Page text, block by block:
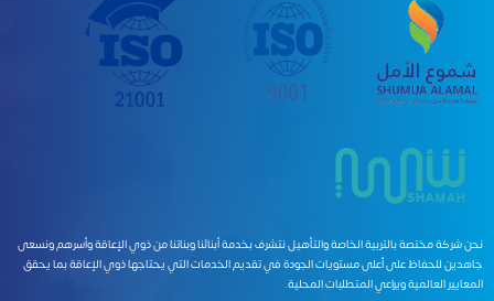
شركة مختصة بالتربية الخاصة والتأهيل نتشرف بخدمة أبنائنا وبناتنا من ذوي الإعاقة وأسرهم ونسعى
للحفاظ على أعلى مستويات الجودة في تقديم الخدمات التي يحتاجها ذوي الإعاقة بما يحقق
العالمية ويراعي المتطلبات المحلية.